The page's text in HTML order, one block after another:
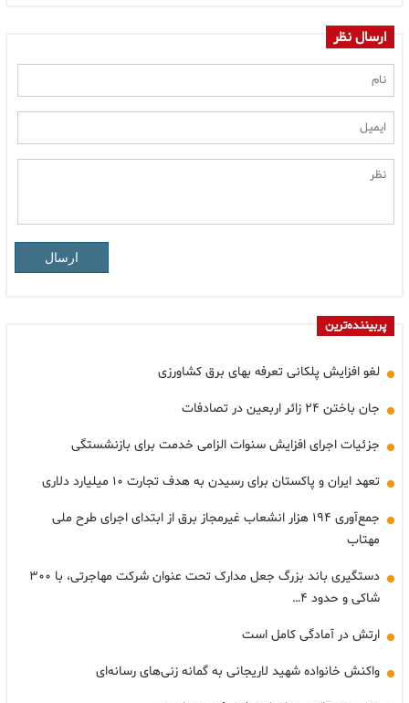
ارسال نظر
ارسال
پربیننده‌ترین
لغو افزایش پلکانی تعرفه بهای برق کشاورزی
جان باختن ۲۴ زائر اربعین در تصادفات
جزئیات اجرای افزایش سنوات الزامی خدمت برای بازنشستگی
تعهد ایران و پاکستان برای رسیدن به هدف تجارت ۱۰ میلیارد دلاری
جمع‌آوری ۱۹۴ هزار انشعاب غیرمجاز برق از ابتدای اجرای طرح ملی
مهتاب
دستگیری باند بزرگ جعل مدارک تحت عنوان شرکت مهاجرتی، با ۳۰۰
شاکی و حدود ۴…
ارتش در آمادگی کامل است
واکنش خانواده شهید لاریجانی به گمانه زنی‌های رسانه‌ای